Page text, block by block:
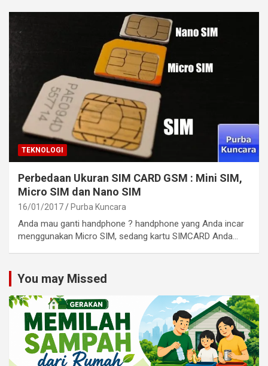
TEKNOLOGI
Perbedaan Ukuran SIM CARD GSM : Mini SIM,
Micro SIM dan Nano SIM
16/01/2017 Purba Kuncara
Anda mau ganti handphone ? handphone yang Anda incar
menggunakan Micro SIM, sedang kartu SIMCARD Anda…
You may Missed